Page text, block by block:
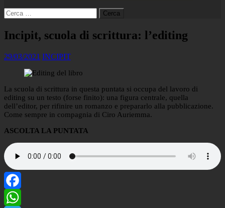
Ricerca
per:
Incipit, scuola di scrittura: l’editing
29/03/2021 INCIPIT
La scuola di scrittura in questa puntata si occupa del lavoro di
editing su un testo (forse finito): una figura centrale, quella
dell’editor, per rifinire un romanzo e prepararlo alla pubblicazione.
Come sempre in compagnia di Ciro Auriemma.
ASCOLTA LA PUNTATA
Facebook